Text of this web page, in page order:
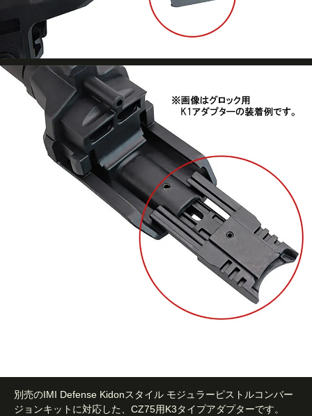
別売のIMI Defense Kidonスタイル モジュラーピストルコンバー
ジョンキットに対応した、CZ75用K3タイプアダプターです。